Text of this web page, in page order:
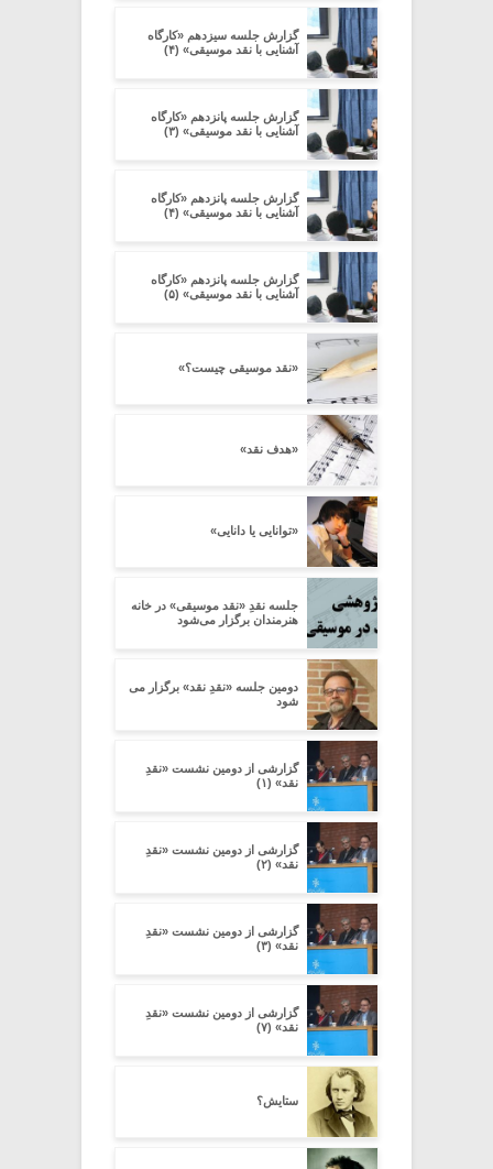
گزارش جلسه سیزدهم «کارگاه
آشنایی با نقد موسیقی» (۴)
گزارش جلسه پانزدهم «کارگاه
آشنایی با نقد موسیقی» (۳)
گزارش جلسه پانزدهم «کارگاه
آشنایی با نقد موسیقی» (۴)
گزارش جلسه پانزدهم «کارگاه
آشنایی با نقد موسیقی» (۵)
«نقد موسیقی چیست؟»
«هدف نقد»
«توانایی یا دانایی»
جلسه نقدِ «نقد موسیقی» در خانه
هنرمندان برگزار می‌شود
دومین جلسه «نقدِ نقد» برگزار می
شود
گزارشی از دومین نشست «نقدِ
نقد» (۱)
گزارشی از دومین نشست «نقدِ
نقد» (۲)
گزارشی از دومین نشست «نقدِ
نقد» (۳)
گزارشی از دومین نشست «نقدِ
نقد» (۷)
ستایش؟